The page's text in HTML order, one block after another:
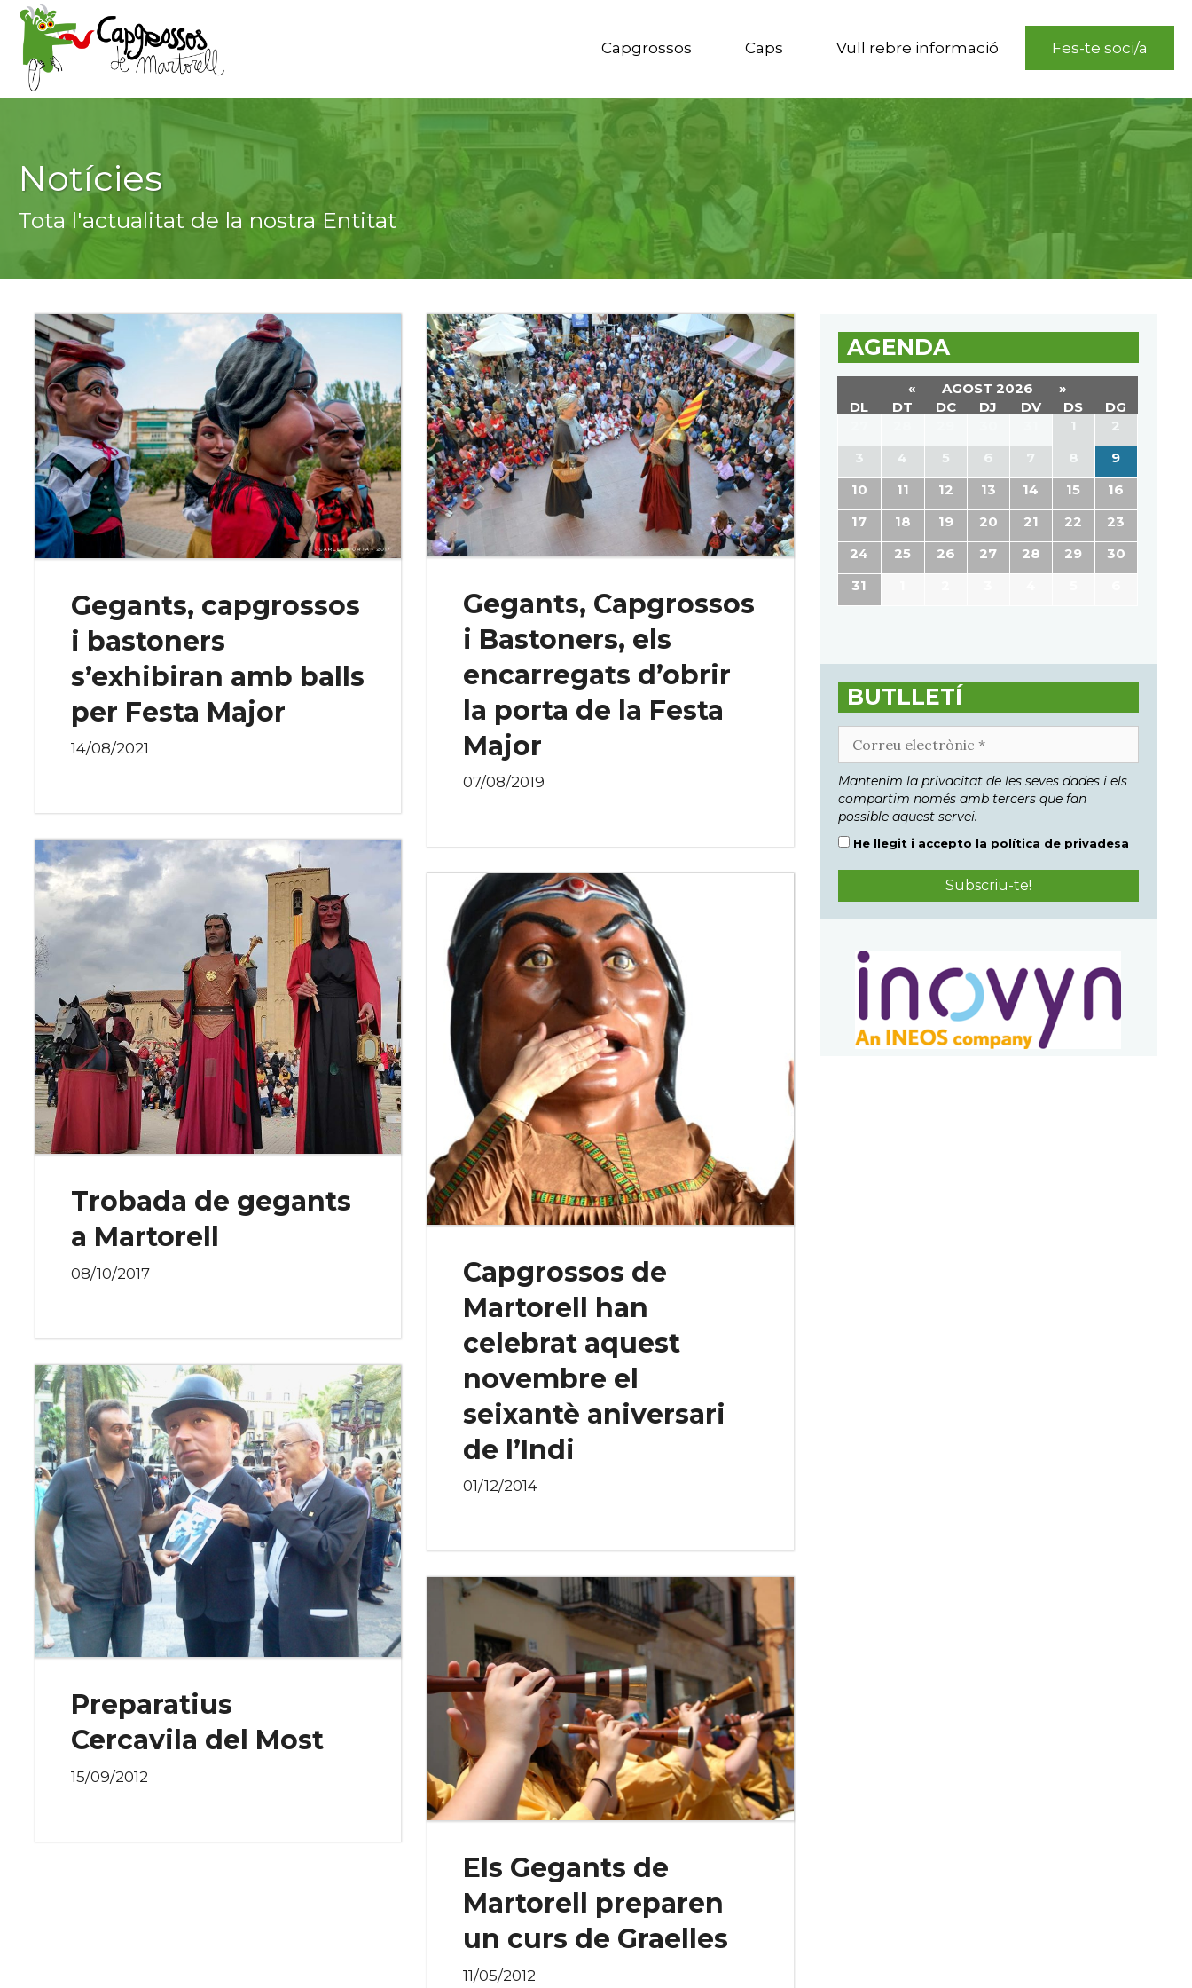
Vés
contingut
Capgrossos Caps Vull rebre informació Fes-te soci/a
Notícies
Tota l'actualitat de la nostra Entitat
Gegants, capgrossos
i bastoners
s’exhibiran amb balls
per Festa Major
14/08/2021
Gegants, Capgrossos
i Bastoners, els
encarregats d’obrir
la porta de la Festa
Major
07/08/2019
Trobada de gegants
a Martorell
08/10/2017
Capgrossos de
Martorell han
celebrat aquest
novembre el
seixantè aniversari
de l’Indi
01/12/2014
Preparatius
Cercavila del Most
15/09/2012
Els Gegants de
Martorell preparen
un curs de Graelles
11/05/2012
AGENDA
« AGOST 2026
»
DL
DT DC DJ DV DS
DG
1
2
3
4 5 6 7 8
9
10
11 12 13 14 15
16
17
18 19 20 21 22
23
24
25 26 27 28 29
30
31
BUTLLETÍ
electrònic
*
Mantenim la privacitat de les seves dades i els
compartim només amb tercers que fan
possible aquest servei.
He llegit i accepto la política de privadesa